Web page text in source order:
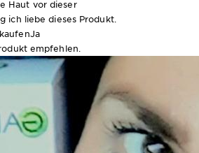
Haut vor dieser
ich liebe dieses Produkt.
Ja
empfehlen.